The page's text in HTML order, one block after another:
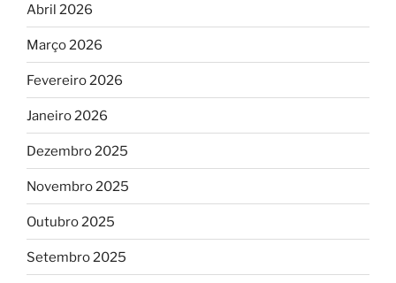
Abril 2026
Março 2026
Fevereiro 2026
Janeiro 2026
Dezembro 2025
Novembro 2025
Outubro 2025
Setembro 2025